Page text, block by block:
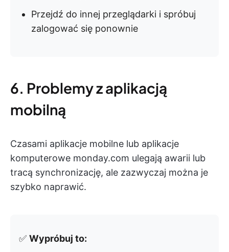
Przejdź do innej przeglądarki i spróbuj
zalogować się ponownie
6. Problemy z aplikacją
mobilną
Czasami aplikacje mobilne lub aplikacje
komputerowe monday.com ulegają awarii lub
tracą synchronizację, ale zazwyczaj można je
szybko naprawić.
✅ Wypróbuj to: